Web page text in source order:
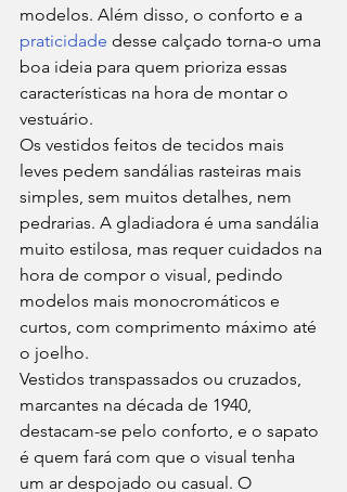
modelos. Além disso, o conforto e a
praticidade desse calçado torna-o uma
boa ideia para quem prioriza essas
características na hora de montar o
vestuário.
Os vestidos feitos de tecidos mais
leves pedem sandálias rasteiras mais
simples, sem muitos detalhes, nem
pedrarias. A gladiadora é uma sandália
muito estilosa, mas requer cuidados na
hora de compor o visual, pedindo
modelos mais monocromáticos e
curtos, com comprimento máximo até
o joelho.
Vestidos transpassados ou cruzados,
marcantes na década de 1940,
destacam-se pelo conforto, e o sapato
é quem fará com que o visual tenha
um ar despojado ou casual. O